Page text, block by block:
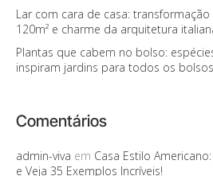
Lar com cara de casa:
120m² e charme da arquitetura
Plantas que cabem no bolso:
inspiram jardins para todos os bolsos
Comentários
admin-viva em Casa Estilo
e Veja 35 Exemplos Incríveis!